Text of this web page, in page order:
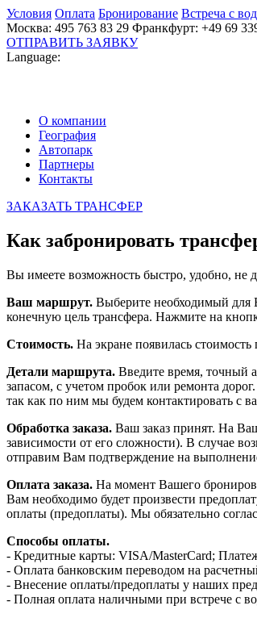
Условия Оплата Бронирование Встреча с
Москва: 495 763 83 29 Франкфурт: +49 69
ОТПРАВИТЬ ЗАЯВКУ
Language:
О компании
География
Автопарк
Партнеры
Контакты
ЗАКАЗАТЬ ТРАНСФЕР
Как забронировать
Вы имеете возможность быстро, удобно, не
Ваш маршрут. Выберите необходимый для
конечную цель трансфера. Нажмите на
Стоимость. На экране появилась
Детали маршрута. Введите время, точный
запасом, с учетом пробок или ремонта
так как по ним мы будем контактировать с
Обработка заказа. Ваш заказ принят. На
зависимости от его сложности). В случае
отправим Вам подтверждение на
Оплата заказа. На момент Вашего
Вам необходимо будет произвести
оплаты (предоплаты). Мы обязательно
Способы оплаты.
- Кредитные карты: VISA/MasterCard;
- Оплата банковским переводом на
- Внесение оплаты/предоплаты у наших
- Полная оплата наличными при встрече с